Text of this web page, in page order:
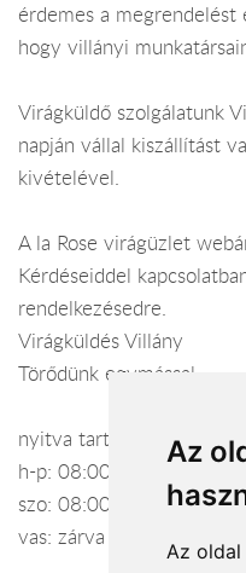
Az
Az oldal
érdemes a megrendelést
hogy villányi
Virágküldő szolgálatunk
napján vállal kiszállítást
kivételével.
A la Rose virágüzlet
Kérdéseiddel
rendelkezésedre.
Virágküldés Villány
Törődünk egymással
nyitva tartás:
h-p: 08:00-17:00
szo: 08:00-12:00
vas: zárva